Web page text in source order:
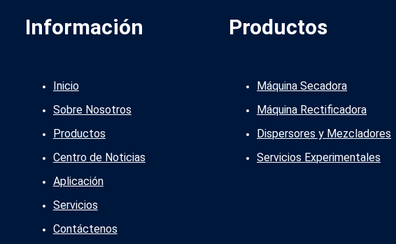
Información
Inicio
Sobre Nosotros
Productos
Centro de Noticias
Aplicación
Servicios
Contáctenos
Productos
Máquina Secadora
Máquina Rectificadora
Dispersores y Mezcladores
Servicios Experimentales